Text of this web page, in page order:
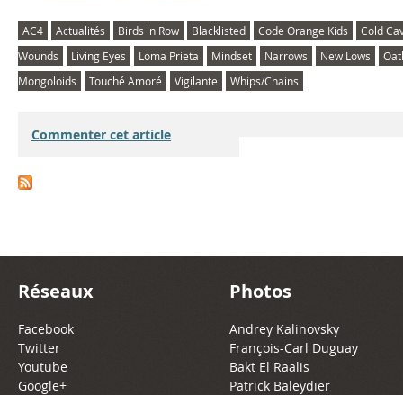
AC4 Actualités Birds in Row Blacklisted Code Orange Kids
Cold
Wounds
Living Eyes Loma Prieta Mindset Narrows New Lows
Mongoloids
Touché Amoré Vigilante Whips/Chains
Commenter cet article
Réseaux
Facebook
Twitter
Youtube
Google+
Photos
Andrey Kalinovsky
François-Carl Duguay
Bakt El Raalis
Patrick Baleydier